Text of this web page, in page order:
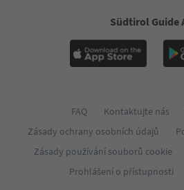
Südtirol Guide
FAQ Kontaktujte nás
Zásady ochrany osobních údajů
Zásady používání souborů cookie
Prohlášení o přístupnosti